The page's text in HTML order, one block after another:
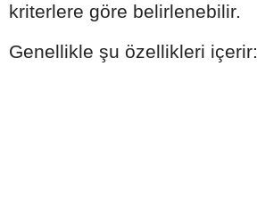
kriterlere göre belirlenebilir.
Genellikle şu özellikleri içerir: